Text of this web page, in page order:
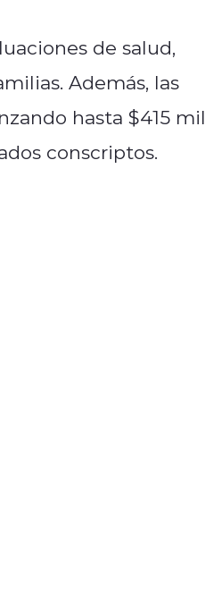
de salud,
Además, las
hasta $415 mil
conscriptos.